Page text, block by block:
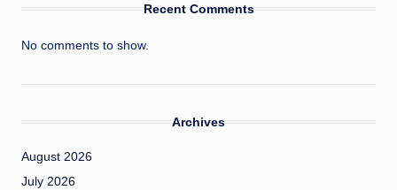
Recent Comments
No comments to show.
Archives
August 2026
July 2026